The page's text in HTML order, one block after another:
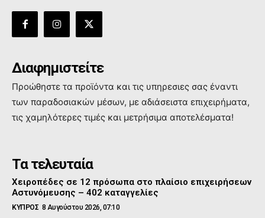
Διαφημιστείτε
Προώθηστε τα προϊόντα και τις υπηρεσιες σας έναντι
των παραδοσιακών μέσων, με αδιάσειστα επιχειρήματα,
τις χαμηλότερες τιμές και μετρήσιμα αποτελέσματα!
Τα τελευταία
Χειροπέδες σε 12 πρόσωπα στο πλαίσιο επιχειρήσεων
Αστυνόμευσης – 402 καταγγελίες
ΚΥΠΡΟΣ 8 Αυγούστου 2026, 07:10